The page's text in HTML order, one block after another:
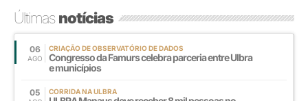
Últimasnotícias
06
AGO
CRIAÇÃO DE OBSERVATÓRIO DE DADOS
Congresso da Famurs celebra parceria entre Ulbra
e municípios
05 CORRIDA NA ULBRA